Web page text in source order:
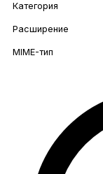
Категория
Расширение
MIME-тип